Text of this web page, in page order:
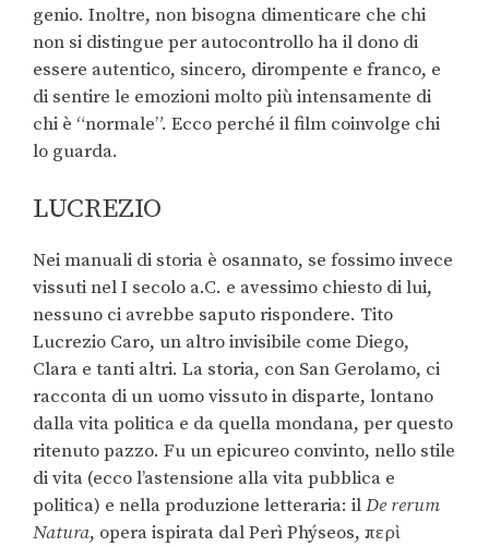
genio. Inoltre, non bisogna dimenticare che chi
non si distingue per autocontrollo ha il dono di
essere autentico, sincero, dirompente e franco, e
di sentire le emozioni molto più intensamente di
chi è “normale”. Ecco perché il film coinvolge chi
lo guarda.
LUCREZIO
Nei manuali di storia è osannato, se fossimo invece
vissuti nel I secolo a.C. e avessimo chiesto di lui,
nessuno ci avrebbe saputo rispondere. Tito
Lucrezio Caro, un altro invisibile come Diego,
Clara e tanti altri. La storia, con San Gerolamo, ci
racconta di un uomo vissuto in disparte, lontano
dalla vita politica e da quella mondana, per questo
ritenuto pazzo. Fu un epicureo convinto, nello stile
di vita (ecco l’astensione alla vita pubblica e
politica) e nella produzione letteraria: ilDe rerum
Natura, opera ispirata dal Perì Phýseos, περὶ